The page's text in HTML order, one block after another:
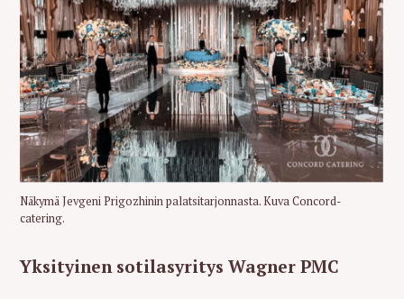
Näkymä Jevgeni Prigozhinin palatsitarjonnasta. Kuva Concord-
catering.
Yksityinen sotilasyritys Wagner PMC